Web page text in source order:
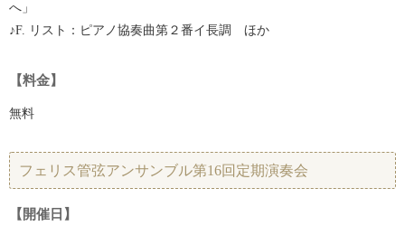
へ」
♪F. リスト：ピアノ協奏曲第２番イ長調 ほか
【料金】
無料
フェリス管弦アンサンブル第16回定期演奏会
【開催日】